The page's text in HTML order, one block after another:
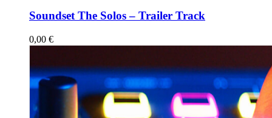
Soundset The Solos – Trailer Track
0,00 €